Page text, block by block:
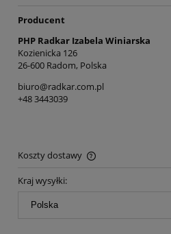
Producent
PHP Radkar Izabela Winiarska
Kozienicka 126
26-600 Radom, Polska
biuro@radkar.com.pl
+48 3443039
Koszty dostawy
Cena nie zawiera ewentualnych
Kraj wysyłki: